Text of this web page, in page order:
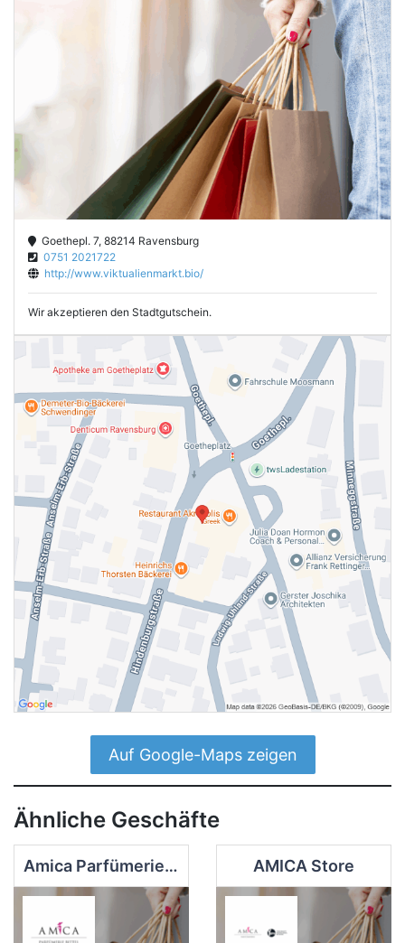
Goethepl. 7, 88214 Ravensburg
0751 2021722
http://www.viktualienmarkt.bio/
Wir akzeptieren den Stadtgutschein.
Auf Google-Maps zeigen
Ähnliche Geschäfte
Amica Parfümerie Bittel e.K. AMICA Store